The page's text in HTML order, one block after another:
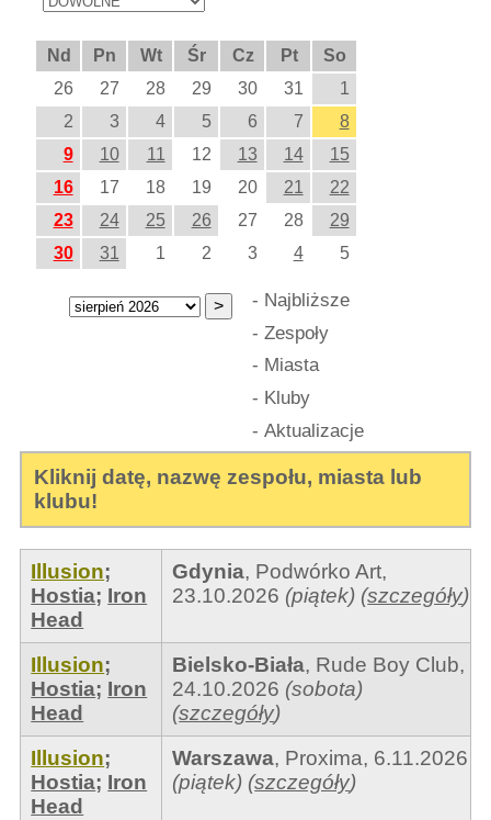
Nd Pn Wt Śr Cz Pt
So
26
27 28 29 30 31
1
2
3 4 5 6 7
8
9
10 11 12 13 14
15
16
17 18 19 20 21
22
23
24 25 26 27 28
29
30
31 1 2 3 4 5
- Najbliższe
- Zespoły
- Miasta
- Kluby
- Aktualizacje
Kliknij datę, nazwę zespołu, miasta lub
klubu!
Illusion;
Hostia; Iron
Head
Gdynia, Podwórko Art,
23.10.2026 (piątek) (szczegóły)
Illusion;
Hostia; Iron
Head
Bielsko-Biała, Rude Boy Club,
24.10.2026 (sobota)
(szczegóły)
Illusion;
Hostia; Iron
Head
Warszawa, Proxima, 6.11.2026
(piątek) (szczegóły)